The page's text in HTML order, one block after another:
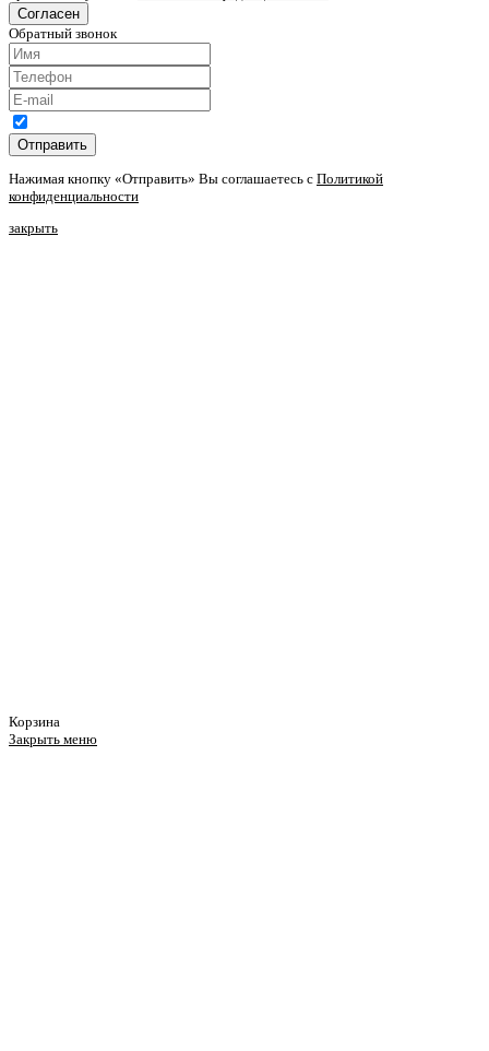
Согласен
Обратный звонок
Отправить
Нажимая кнопку «Отправить» Вы соглашаетесь с Политикой
конфиденциальности
закрыть
Корзина
Закрыть меню